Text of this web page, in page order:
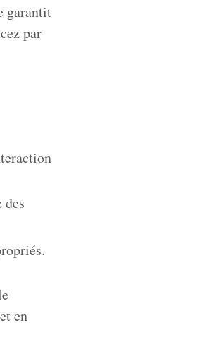
garantit
par
en